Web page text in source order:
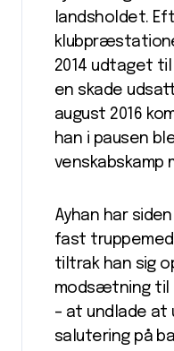
landsholdet.
2014 udtaget
en skade
august 2016
han i pausen
venskabskamp
Ayhan har
fast
tiltrak han sig
modsætning til
– at undlade
salutering på